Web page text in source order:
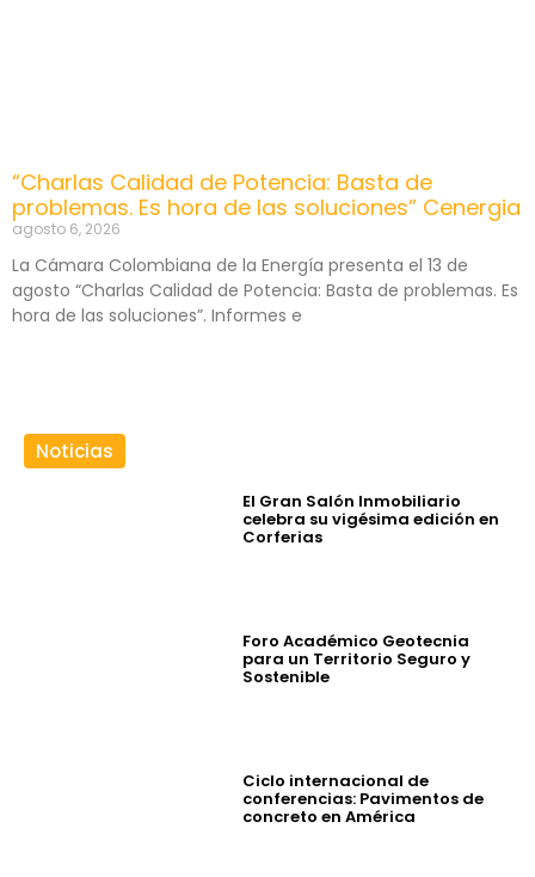
“Charlas Calidad de Potencia: Basta de
problemas. Es hora de las soluciones” Cenergia
agosto 6, 2026
La Cámara Colombiana de la Energía presenta el 13 de
agosto “Charlas Calidad de Potencia: Basta de problemas. Es
hora de las soluciones”. Informes e
Noticias
El Gran Salón Inmobiliario
celebra su vigésima edición en
Corferias
Foro Académico Geotecnia
para un Territorio Seguro y
Sostenible
Ciclo internacional de
conferencias: Pavimentos de
concreto en América